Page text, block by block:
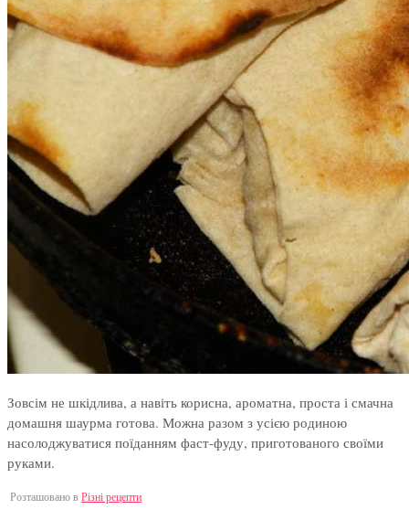
Зовсім не шкідлива, а навіть корисна, ароматна, проста і смачна
домашня шаурма готова. Можна разом з усією родиною
насолоджуватися поїданням фаст-фуду, приготованого своїми
руками.
Розташовано в Різні рецепти